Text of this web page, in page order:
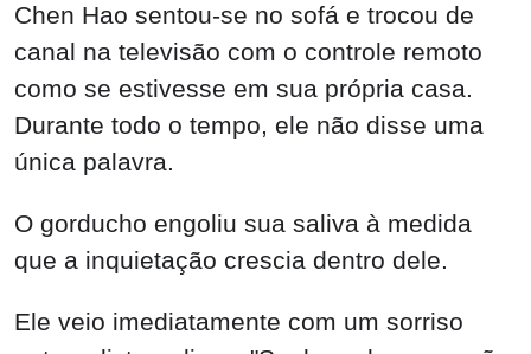
Chen Hao sentou-se no sofá e trocou de
canal na televisão com o controle remoto
como se estivesse em sua própria casa.
Durante todo o tempo, ele não disse uma
única palavra.
O gorducho engoliu sua saliva à medida
que a inquietação crescia dentro dele.
Ele veio imediatamente com um sorriso